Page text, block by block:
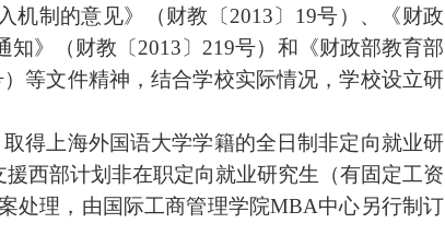
机制的意见》（财教〔2013〕 19号）、《财政
知》（财教〔2013〕 219号）和《财政部教育部
）等文件精神，结合学校实际情况，学校设立研
得上海外国语大学学籍的全日制非定向就业研
西部计划非在职定向就业研究生（有固定工资
处理，由国际工商管理学院MBA中心另行制订